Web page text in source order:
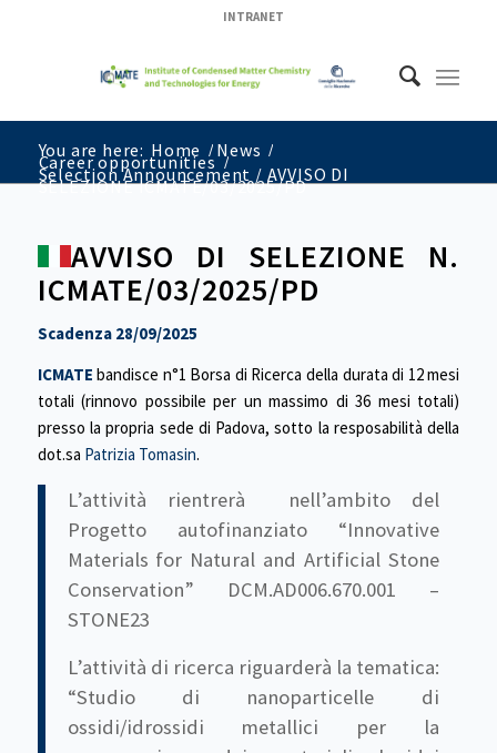
INTRANET
You are here: Home / News /
Career opportunities /
Selection Announcement / AVVISO DI
SELEZIONE ICMATE/03/2025/PD
AVVISO DI SELEZIONE N.
ICMATE/03/2025/PD
Scadenza 28/09/2025
ICMATE bandisce n°1 Borsa di Ricerca della durata di 12 mesi
totali (rinnovo possibile per un massimo di 36 mesi totali)
presso la propria sede di Padova, sotto la resposabilità della
dot.sa Patrizia Tomasin.
L’attività rientrerà nell’ambito del
Progetto autofinanziato “Innovative
Materials for Natural and Artificial Stone
Conservation” DCM.AD006.670.001 –
STONE23
L’attività di ricerca riguarderà la tematica:
“Studio di nanoparticelle di
ossidi/idrossidi metallici per la